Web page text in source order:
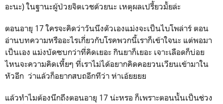
อะนะ) ในฐานะผู้ป่วยจิตเวชด้วยนะ เหตุผลเปรี้ยวมั้ยล่ะ
ตอนอายุ 17 ใครจะคิดว่าวันนึงตัวเองแม่งจะเป็นไบโพล่าร์ ตอน
อ่านบทความหรืออะไรเกี่ยวกับโรคพวกนี้เราก็เข้าใจนะ แต่พอมา
เป็นเอง แม่งบัดซบกว่าที่คิดเยอะ กินยาก็เยอะ เจาะเลือดก็บ่อย
ไหนจะความคิดเหี้ยๆ ที่เราไม่ได้อยากคิดคอยวนเวียนเข้ามาใน
หัวอีก ว่าแล้วก็อยากสบถอีกทีว่า ห่าเอ้ยยยย
แล้วทำไมต้องนึกถึงตอนอายุ 17 น่ะหรอ ก็เพราะตอนนั้นเป็นช่วง